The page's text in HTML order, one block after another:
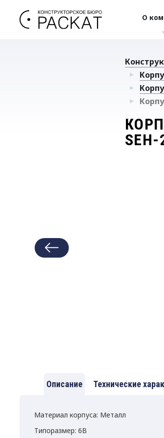
О
Описание Технические
Материал корпуса: Металл
Типоразмер: 6B